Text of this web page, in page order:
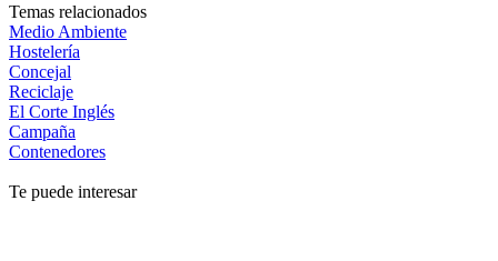
Temas relacionados
Medio Ambiente
Hostelería
Concejal
Reciclaje
El Corte Inglés
Campaña
Contenedores
Te puede interesar